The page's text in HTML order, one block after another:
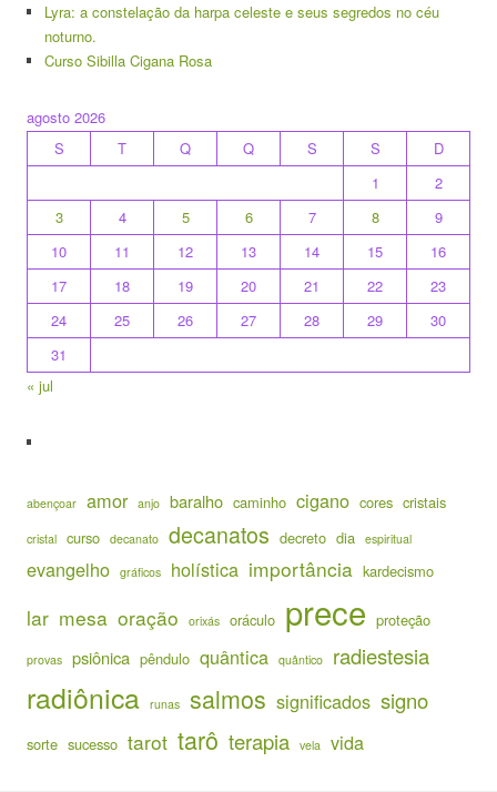
Lyra: a constelação da harpa celeste e seus segredos no céu
noturno.
Curso Sibilla Cigana Rosa
agosto 2026
S
T Q Q S S
D
1
2
3
4 5 6 7 8
9
10
11 12 13 14 15
16
17
18 19 20 21 22
23
24
25 26 27 28 29
30
31
« jul
abençoar amor anjo baralho caminho cigano cores cristais
cristal curso decanato decanatos decreto dia espiritual
evangelho gráficos holística importância kardecismo
lar mesa oração orixás oráculo prece proteção
provas psiônica pêndulo quântica quântico radiestesia
radiônica runas salmos significados signo
sorte sucesso tarot tarô terapia vela vida